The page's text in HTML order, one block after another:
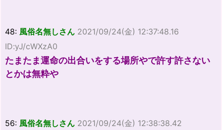
48: 風俗名無しさん 2021/09/24(金) 12:37:48.16
ID:yJ/cWXzA0
たまたま運命の出合いをする場所やで許す許さない
とかは無粋や
56: 風俗名無しさん 2021/09/24(金) 12:38:38.42